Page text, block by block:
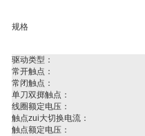
规格
驱动类型：
常开触点：
常闭触点：
单刀双掷触点：
线圈额定电压：
触点zui大切换电流：
触点额定电压：